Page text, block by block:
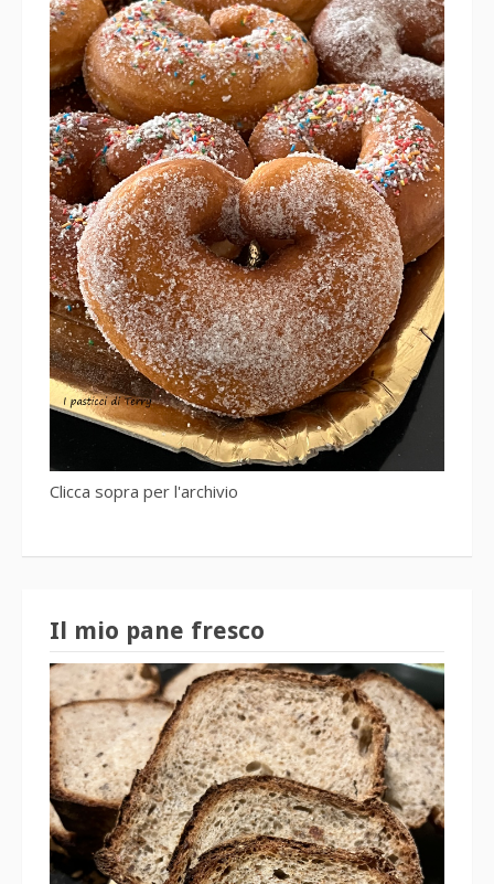
Clicca sopra per l'archivio
Il mio pane fresco